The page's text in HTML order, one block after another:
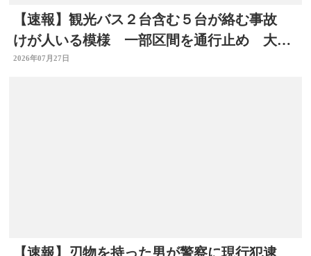
【速報】観光バス２台含む５台が絡む事故
けが人いる模様 一部区間を通行止め 大分
自動車道
2026年07月27日
【速報】刃物を持った男が警察に現行犯逮